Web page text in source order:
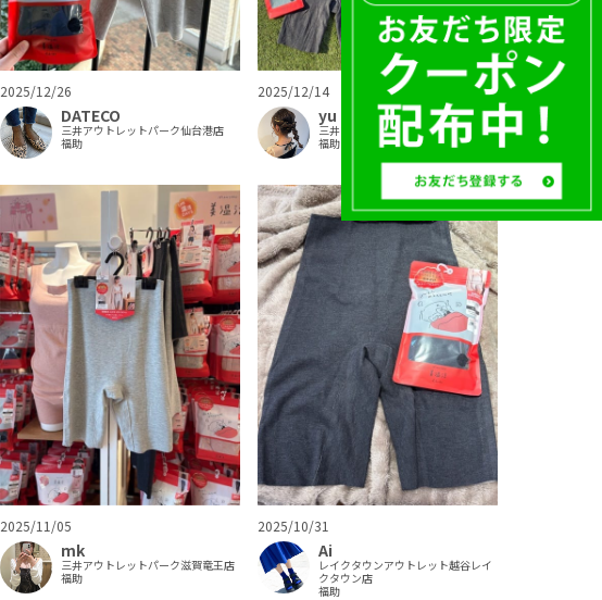
2025/12/26
DATECO
三井アウトレットパーク仙台港店
福助
2025/12/14
yu
三井アウトレットパーク大阪門真店
福助
2025/11/05
mk
三井アウトレットパーク滋賀竜王店
福助
2025/10/31
Ai
レイクタウンアウトレット越谷レイ
クタウン店
福助